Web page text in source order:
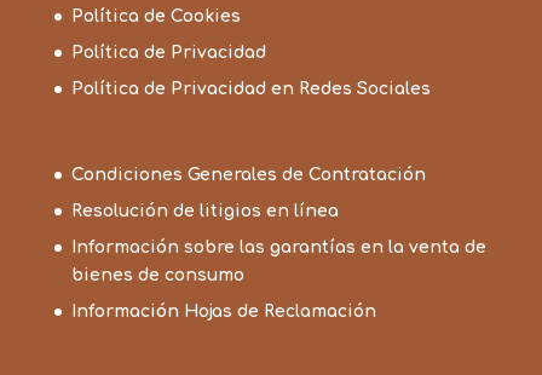
Política de Cookies
Política de Privacidad
Política de Privacidad en Redes Sociales
Condiciones Generales de Contratación
Resolución de litigios en línea
Información sobre las garantías en la venta de
bienes de consumo
Información Hojas de Reclamación